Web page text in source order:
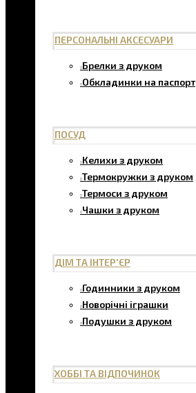
ПЕРСОНАЛЬНІ АКСЕСУАРИ
Брелки з друком
Обкладинки на паспорт
ПОСУД
Келихи з друком
Термокружки з друком
Термоси з друком
Чашки з друком
ДІМ ТА ІНТЕР'ЄР
Годинники з друком
Новорічні іграшки
Подушки з друком
ХОББІ ТА ВІДПОЧИНОК